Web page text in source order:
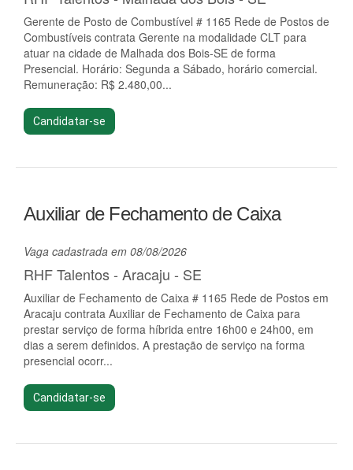
Gerente de Posto de Combustível # 1165 Rede de Postos de
Combustíveis contrata Gerente na modalidade CLT para
atuar na cidade de Malhada dos Bois-SE de forma
Presencial. Horário: Segunda a Sábado, horário comercial.
Remuneração: R$ 2.480,00...
Candidatar-se
Auxiliar de Fechamento de Caixa
Vaga cadastrada em 08/08/2026
RHF Talentos - Aracaju - SE
Auxiliar de Fechamento de Caixa # 1165 Rede de Postos em
Aracaju contrata Auxiliar de Fechamento de Caixa para
prestar serviço de forma híbrida entre 16h00 e 24h00, em
dias a serem definidos. A prestação de serviço na forma
presencial ocorr...
Candidatar-se